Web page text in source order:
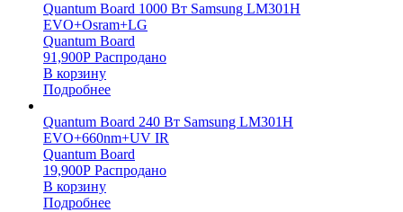
Quantum Board 1000 Вт Samsung LM301H
EVO+Osram+LG
Quantum Board
91,900Р Распродано
В корзину
Подробнее
Quantum Board 240 Вт Samsung LM301H
EVO+660nm+UV IR
Quantum Board
19,900Р Распродано
В корзину
Подробнее